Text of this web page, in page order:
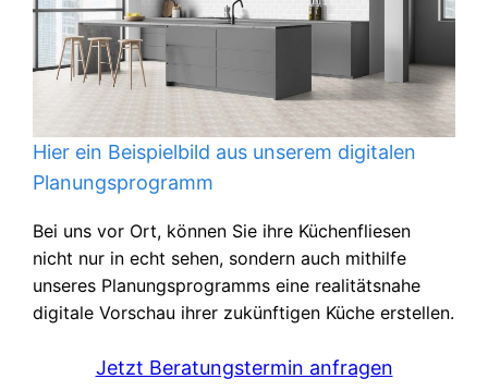
Hier ein Beispielbild aus unserem digitalen
Planungsprogramm
Bei uns vor Ort, können Sie ihre Küchenfliesen
nicht nur in echt sehen, sondern auch mithilfe
unseres Planungsprogramms eine realitätsnahe
digitale Vorschau ihrer zukünftigen Küche erstellen.
Jetzt Beratungstermin anfragen